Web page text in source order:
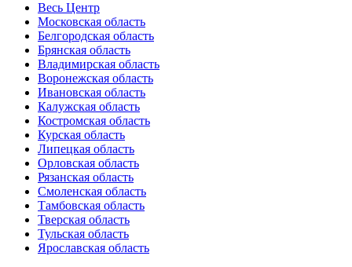
Весь Центр
Московская область
Белгородская область
Брянская область
Владимирская область
Воронежская область
Ивановская область
Калужская область
Костромская область
Курская область
Липецкая область
Орловская область
Рязанская область
Смоленская область
Тамбовская область
Тверская область
Тульская область
Ярославская область